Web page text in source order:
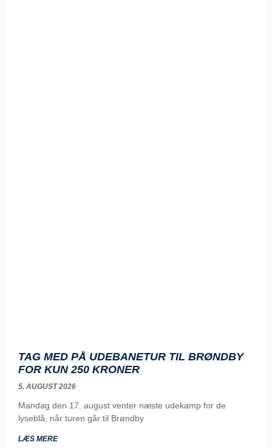
TAG MED PÅ UDEBANETUR TIL BRØNDBY
FOR KUN 250 KRONER
5. AUGUST 2026
Mandag den 17. august venter næste udekamp for de
lyseblå, når turen går til Brøndby
LÆS MERE